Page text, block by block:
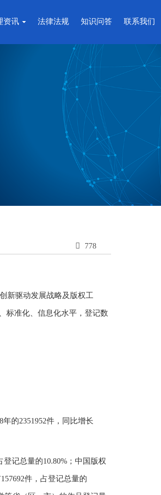
资讯 法律法规 知识问答 联系我们
 778
新驱动发展战略及版权工
标准化、信息化水平，登记数
的2351952件，同比增长
记总量的10.80%；中国版权
件，占登记总量的